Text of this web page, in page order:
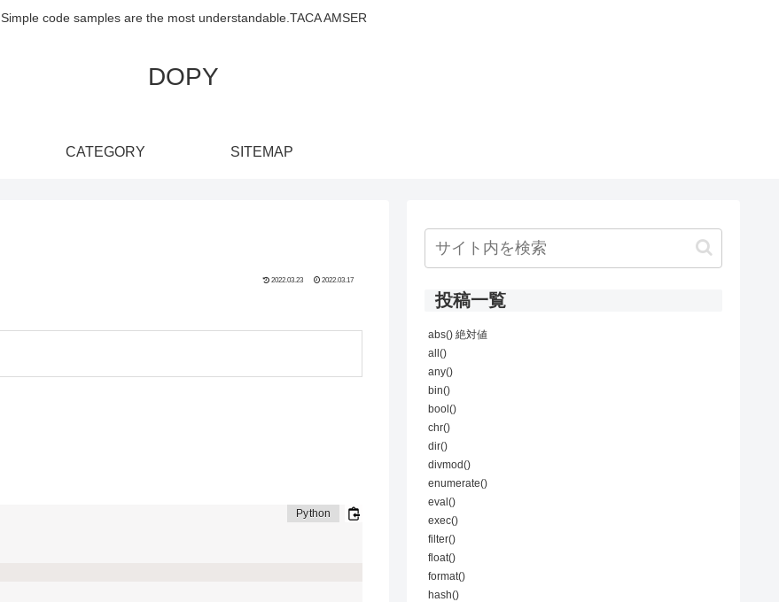
Simple code samples are the most understandable.TACA AMSER
DOPY
CATEGORY SITEMAP
2022.03.23 2022.03.17
投稿一覧
abs() 絶対値
all()
any()
bin()
bool()
chr()
dir()
divmod()
enumerate()
eval()
exec()
filter()
float()
format()
hash()